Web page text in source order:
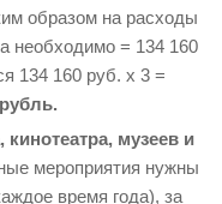
образом на расходы
необходимо = 134 160
134 160 руб. х 3 =
музеев и
мероприятия нужны
время года), за